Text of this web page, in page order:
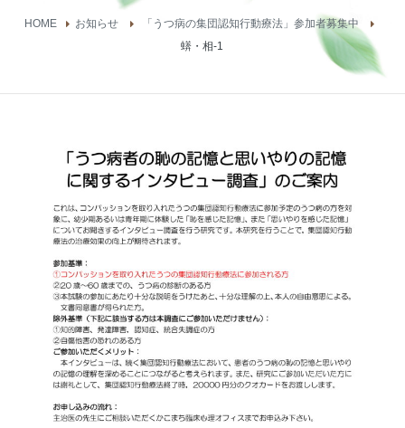
HOME お知らせ
「うつ病の集団認知行動療法」参加者募集中
蠎・相-1